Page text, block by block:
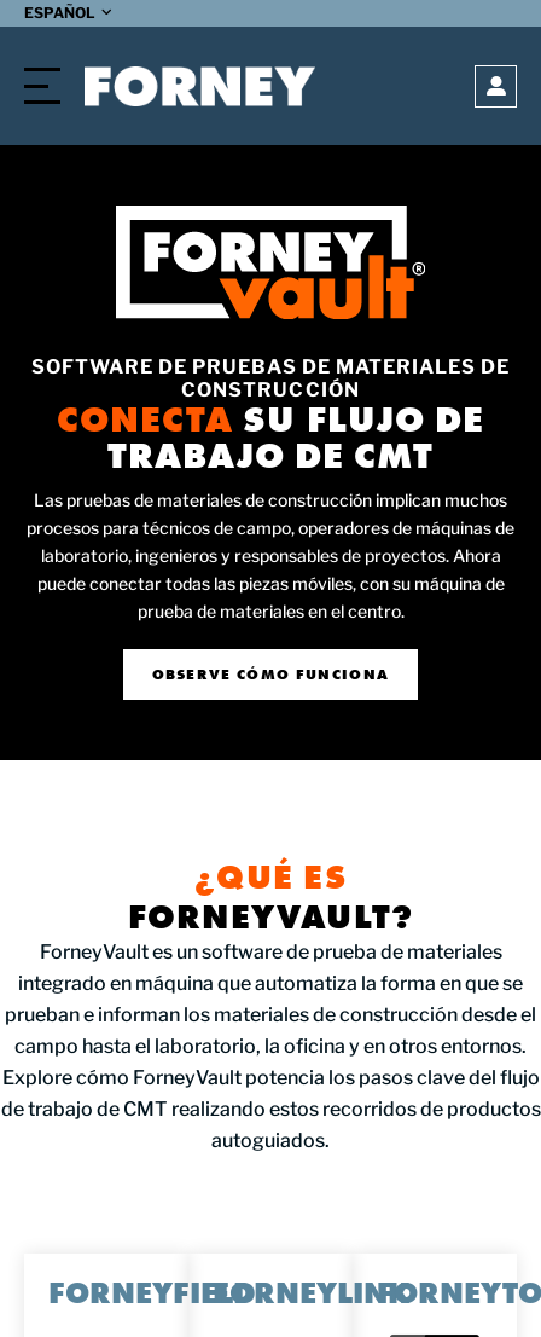
ESPAÑOL
SOFTWARE DE PRUEBAS DE MATERIALES DE
CONSTRUCCIÓN
CONECTA SU FLUJO DE
TRABAJO DE CMT
Las pruebas de materiales de construcción implican muchos
procesos para técnicos de campo, operadores de máquinas de
laboratorio, ingenieros y responsables de proyectos. Ahora
puede conectar todas las piezas móviles, con su máquina de
prueba de materiales en el centro.
OBSERVE CÓMO FUNCIONA
¿QUÉ ES
FORNEYVAULT?
ForneyVault es un software de prueba de materiales
integrado en máquina que automatiza la forma en que se
prueban e informan los materiales de construcción desde el
campo hasta el laboratorio, la oficina y en otros entornos.
Explore cómo ForneyVault potencia los pasos clave del flujo
de trabajo de CMT realizando estos recorridos de productos
autoguiados.
FORNEYFIELD​FORNEYLINK​